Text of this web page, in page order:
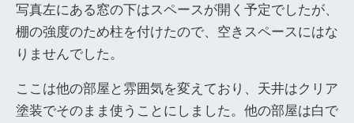
写真左にある窓の下はスペースが開く予定でしたが、
棚の強度のため柱を付けたので、空きスペースにはな
りませんでした。
ここは他の部屋と雰囲気を変えており、天井はクリア
塗装でそのまま使うことにしました。他の部屋は白で